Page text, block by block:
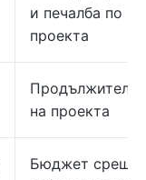
и печалба по
проекта
на проекта
Бюджет срещу